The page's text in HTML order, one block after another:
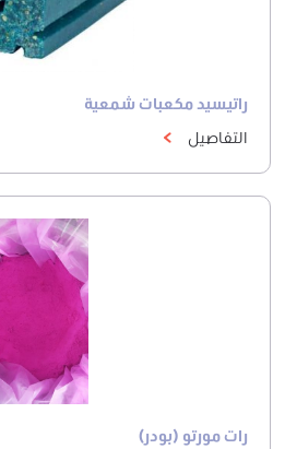
راتيسيد مكعبات شمعية
التفاصيل
رات مورتو (بودر)